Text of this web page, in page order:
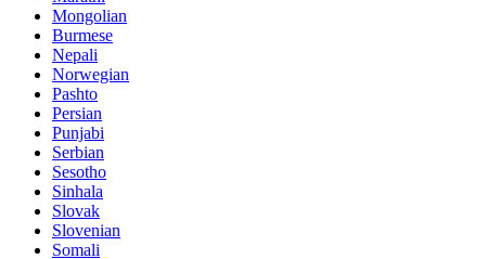
Mongolian
Burmese
Nepali
Norwegian
Pashto
Persian
Punjabi
Serbian
Sesotho
Sinhala
Slovak
Slovenian
Somali